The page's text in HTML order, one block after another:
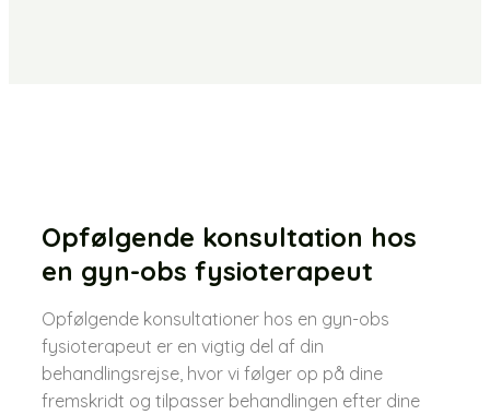
Opfølgende konsultation hos
en gyn-obs fysioterapeut
Opfølgende konsultationer hos en gyn-obs
fysioterapeut er en vigtig del af din
behandlingsrejse, hvor vi følger op på dine
fremskridt og tilpasser behandlingen efter dine